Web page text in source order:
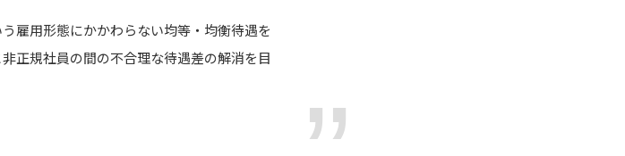
雇用形態にかかわらない均等・均衡待遇を
正規社員の間の不合理な待遇差の解消を目